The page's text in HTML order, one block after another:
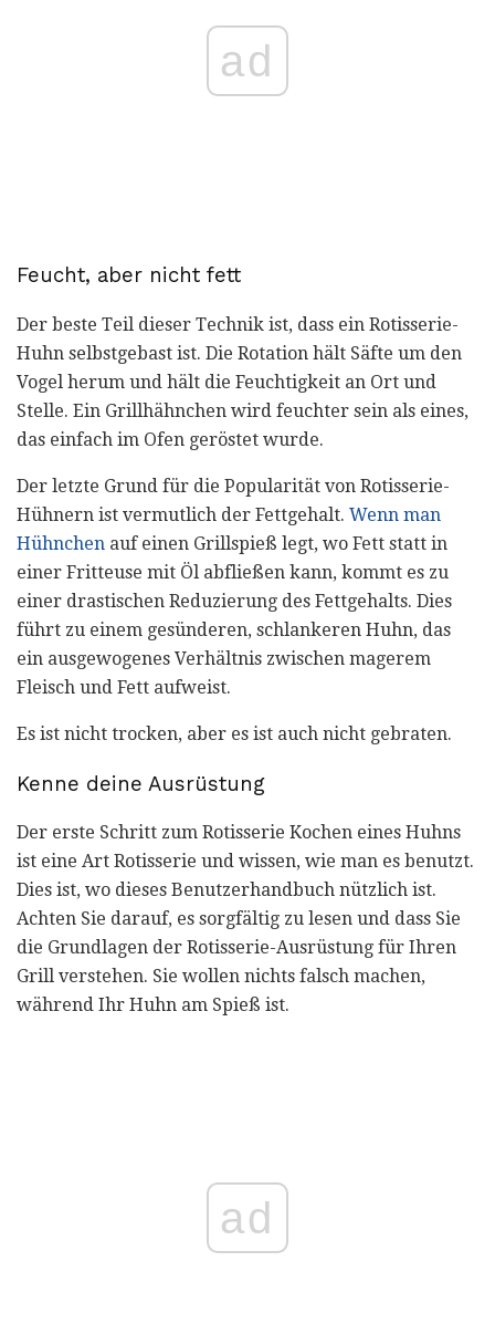
ad
Feucht, aber nicht fett
Der beste Teil dieser Technik ist, dass ein Rotisserie-
Huhn selbstgebast ist. Die Rotation hält Säfte um den
Vogel herum und hält die Feuchtigkeit an Ort und
Stelle. Ein Grillhähnchen wird feuchter sein als eines,
das einfach im Ofen geröstet wurde.
Der letzte Grund für die Popularität von Rotisserie-
Hühnern ist vermutlich der Fettgehalt. Wenn man
Hühnchen auf einen Grillspieß legt, wo Fett statt in
einer Fritteuse mit Öl abfließen kann, kommt es zu
einer drastischen Reduzierung des Fettgehalts. Dies
führt zu einem gesünderen, schlankeren Huhn, das
ein ausgewogenes Verhältnis zwischen magerem
Fleisch und Fett aufweist.
Es ist nicht trocken, aber es ist auch nicht gebraten.
Kenne deine Ausrüstung
Der erste Schritt zum Rotisserie Kochen eines Huhns
ist eine Art Rotisserie und wissen, wie man es benutzt.
Dies ist, wo dieses Benutzerhandbuch nützlich ist.
Achten Sie darauf, es sorgfältig zu lesen und dass Sie
die Grundlagen der Rotisserie-Ausrüstung für Ihren
Grill verstehen. Sie wollen nichts falsch machen,
während Ihr Huhn am Spieß ist.
ad